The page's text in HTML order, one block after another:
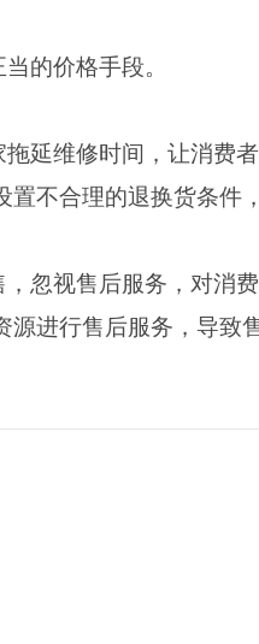
的价格手段。
延维修时间，让消费
不合理的退换货条件
忽视售后服务，对消
进行售后服务，导致